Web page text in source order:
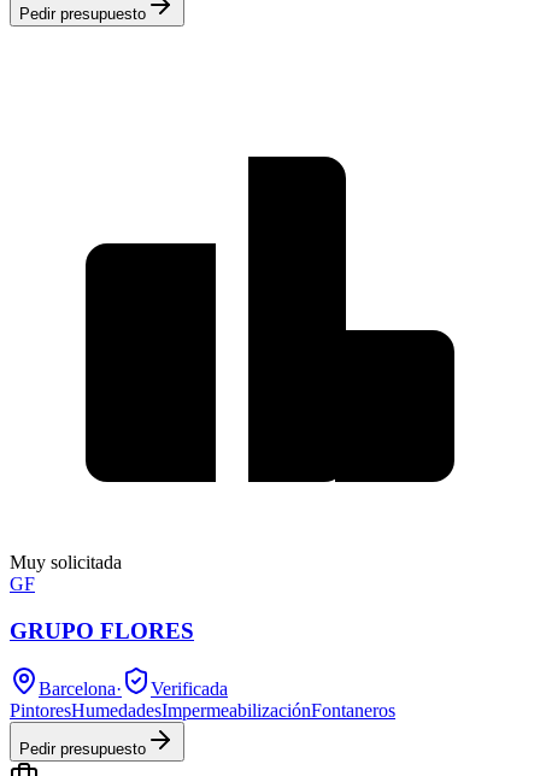
Pedir presupuesto
Muy solicitada
GF
GRUPO FLORES
Barcelona·
Verificada
PintoresHumedadesImpermeabilizaciónFontaneros
Pedir presupuesto